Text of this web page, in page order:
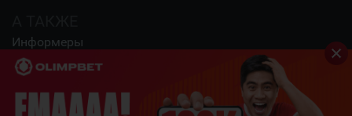
Информеры
СОЦИАЛЬНЫЕ СЕТИ